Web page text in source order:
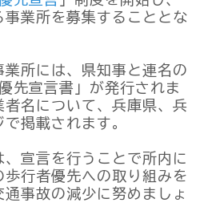
事業所を募集することとな
所には、県知事と連名の
先宣言書」が発行されま
名について、兵庫県、兵
掲載されます。
宣言を行うことで所内に
行者優先への取り組みを
事故の減少に努めましょ